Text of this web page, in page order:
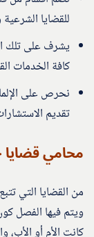
للقضايا
يشرف على تلك
كافة الخدمات
نحرص على
تقديم
محامي
من القضايا التي
ويتم فيها الفصل